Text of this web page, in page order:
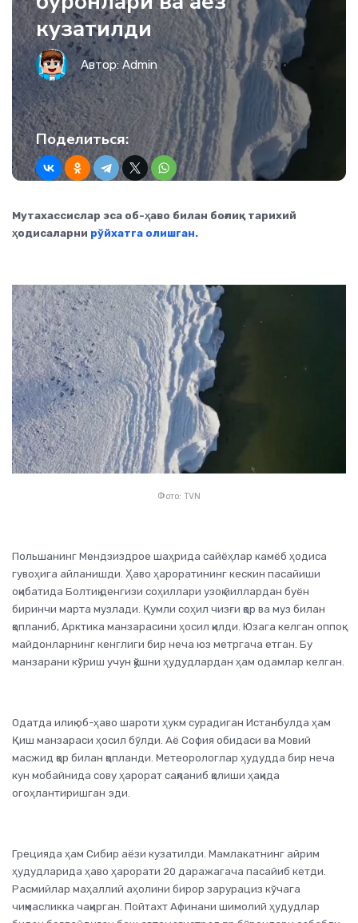
кузатилди
Автор:Admin
17-02-2021, 11:57
194
Поделиться:
Мутахассислар эса об-ҳаво билан боғлиқ тарихий
ҳодисаларни рўйхатга олишган.
Фото: TVN
Польшанинг Мендзиздрое шаҳрида сайёҳлар камёб ҳодиса
гувоҳига айланишди. Ҳаво ҳароратининг кескин пасайиши
оқибатида Болтиқ денгизи соҳиллари узоқ йиллардан буён
биринчи марта музлади. Қумли соҳил чизғи қор ва муз билан
қопланиб, Арктика манзарасини ҳосил қилди. Юзага келган оппоқ
майдонларнинг кенглиги бир неча юз метргача етган. Бу
манзарани кўриш учун қўшни ҳудудлардан ҳам одамлар келган.
Одатда илиқ об-ҳаво шароти ҳукм сурадиган Истанбулда ҳам
Қиш манзараси ҳосил бўлди. Аё София обидаси ва Мовий
масжид қор билан қопланди. Метеорологлар ҳудудда бир неча
кун мобайнида сову ҳарорат сақланиб қолиши ҳақида
огоҳлантиришган эди.
Грецияда ҳам Сибир аёзи кузатилди. Мамлакатнинг айрим
ҳудудларида ҳаво ҳарорати 20 даражагача пасайиб кетди.
Расмийлар маҳаллий аҳолини бирор зарурациз кўчага
чиқмасликка чақирган. Пойтахт Афинани шимолий ҳудудлар